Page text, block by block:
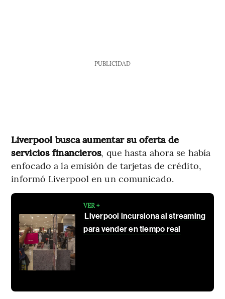
PUBLICIDAD
Liverpool busca aumentar su oferta de
servicios financieros, que hasta ahora se había
enfocado a la emisión de tarjetas de crédito,
informó Liverpool en un comunicado.
VER +
Liverpool incursiona al streaming
para vender en tiempo real